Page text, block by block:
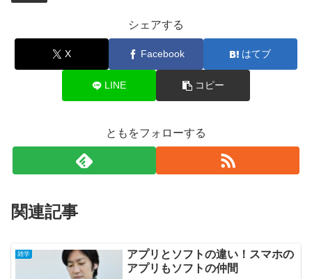
シェアする
X Facebook はてブ
LINE コピー
ともをフォローする
関連記事
雑学
アプリとソフトの違い！スマホの
アプリもソフトの仲間